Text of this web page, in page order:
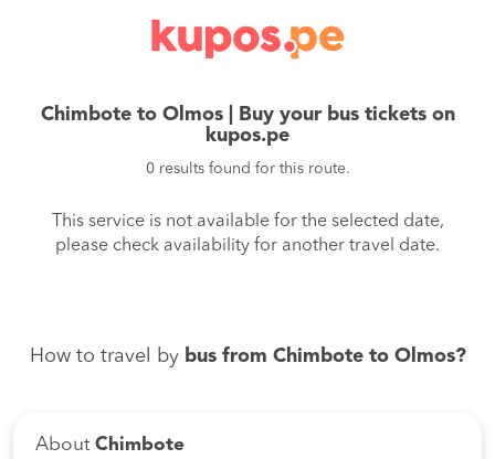
Chimbote to Olmos | Buy your bus tickets on
kupos.pe
0 results found for this route.
This service is not available for the selected date,
please check availability for another travel date.
How to travel by bus from Chimbote to Olmos?
About Chimbote